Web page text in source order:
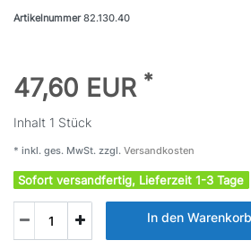
Artikelnummer82.130.40
47,60 EUR *
Inhalt 1 Stück
* inkl. ges. MwSt. zzgl. Versandkosten
Sofort versandfertig, Lieferzeit 1-3 Tage
In den Warenkorb